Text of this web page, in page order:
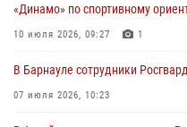
«Динамо» по спортивному
10 июля 2026, 09:27 1
В Барнауле сотрудники
07 июля 2026, 10:23